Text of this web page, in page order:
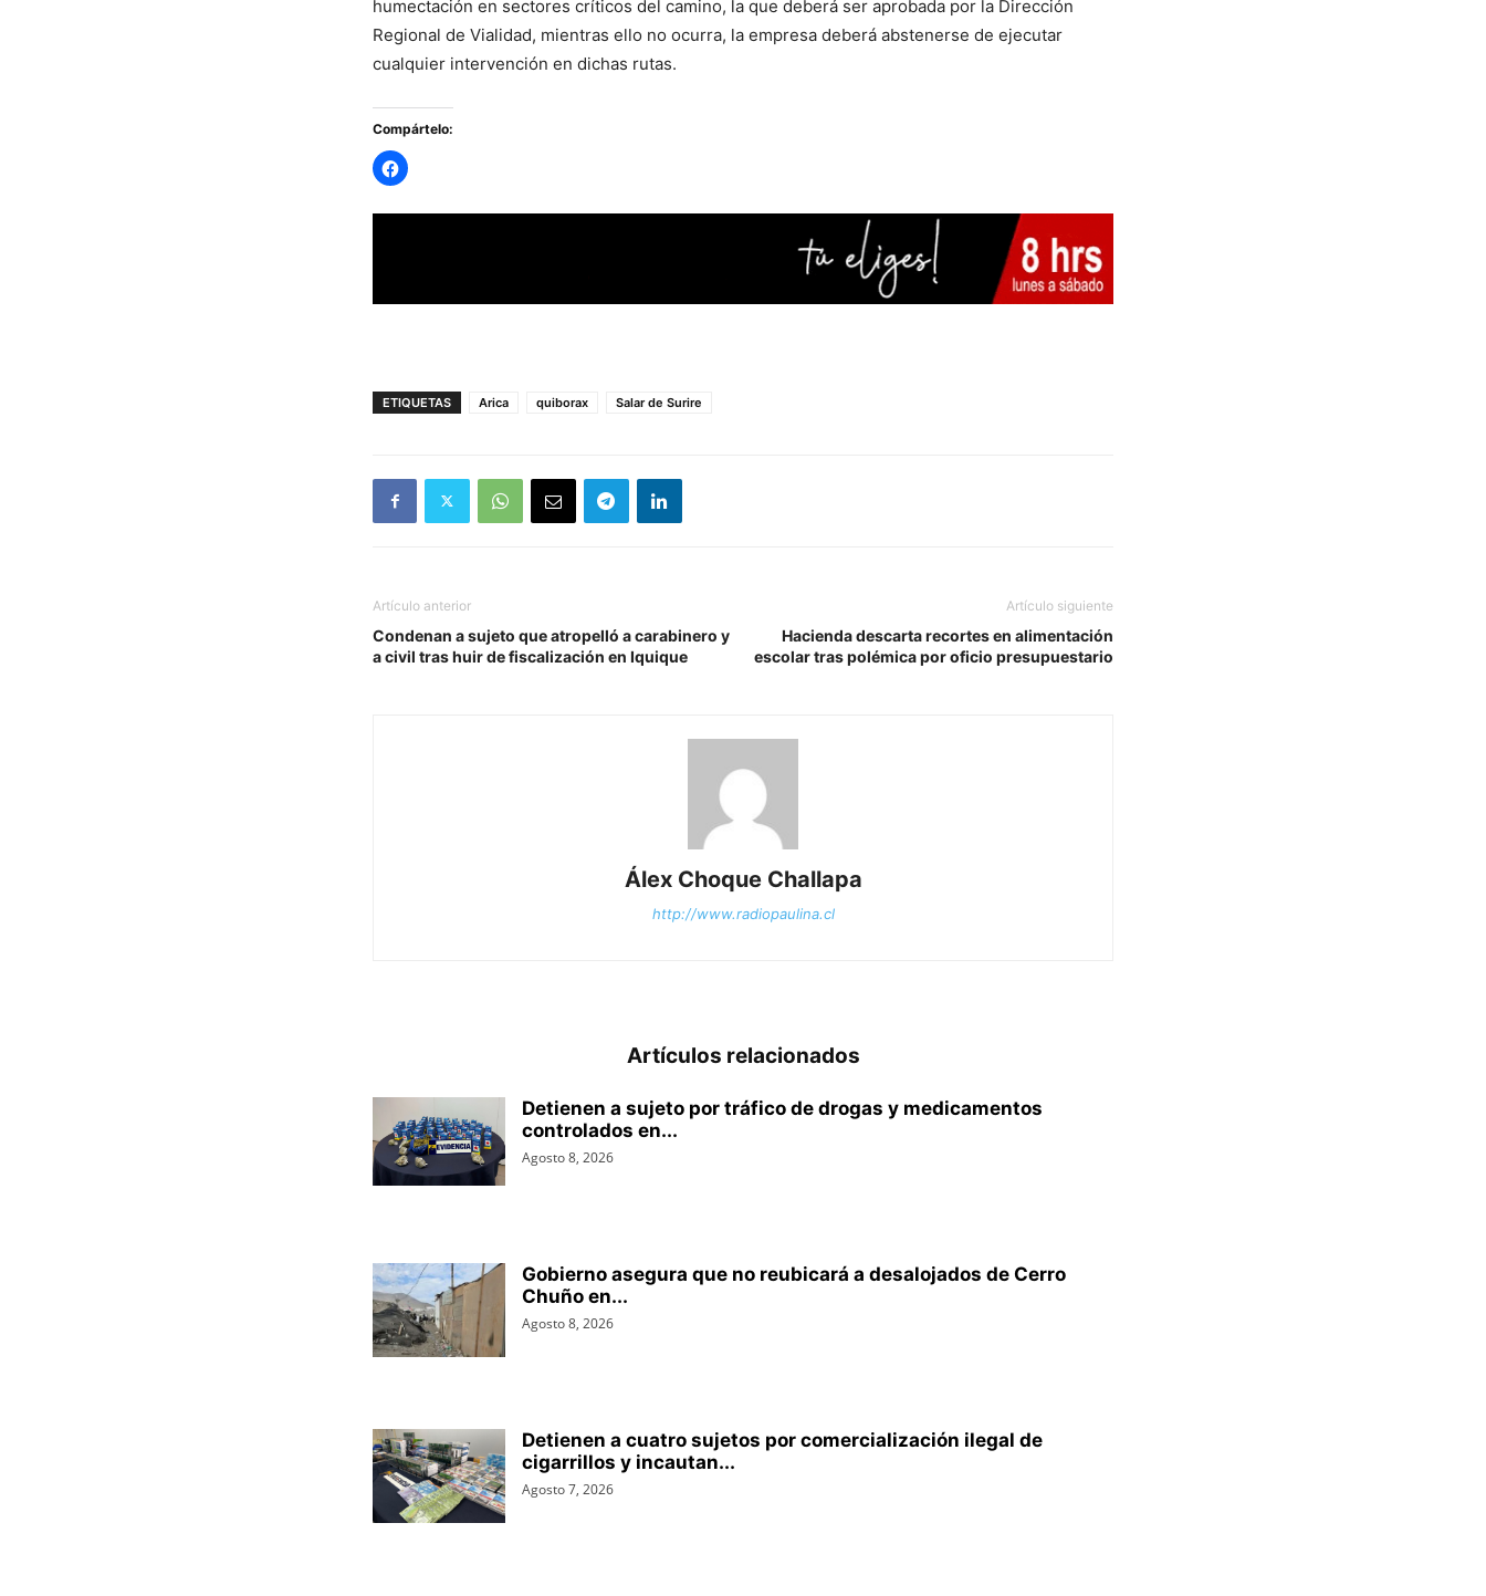
humectación en sectores críticos del camino, la que deberá ser aprobada por la Dirección
Regional de Vialidad, mientras ello no ocurra, la empresa deberá abstenerse de ejecutar
cualquier intervención en dichas rutas.
Compártelo:
ETIQUETAS Arica quiborax Salar de Surire
Artículo anterior
Condenan a sujeto que atropelló a carabinero y
a civil tras huir de fiscalización en Iquique
Artículo siguiente
Hacienda descarta recortes en alimentación
escolar tras polémica por oficio presupuestario
Álex Choque Challapa
http://www.radiopaulina.cl
Artículos relacionados
Detienen a sujeto por tráfico de drogas y medicamentos
controlados en...
Agosto 8, 2026
Gobierno asegura que no reubicará a desalojados de Cerro
Chuño en...
Agosto 8, 2026
Detienen a cuatro sujetos por comercialización ilegal de
cigarrillos y incautan...
Agosto 7, 2026